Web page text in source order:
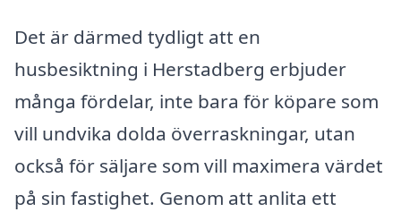
Det är därmed tydligt att en
husbesiktning i Herstadberg erbjuder
många fördelar, inte bara för köpare som
vill undvika dolda överraskningar, utan
också för säljare som vill maximera värdet
på sin fastighet. Genom att anlita ett